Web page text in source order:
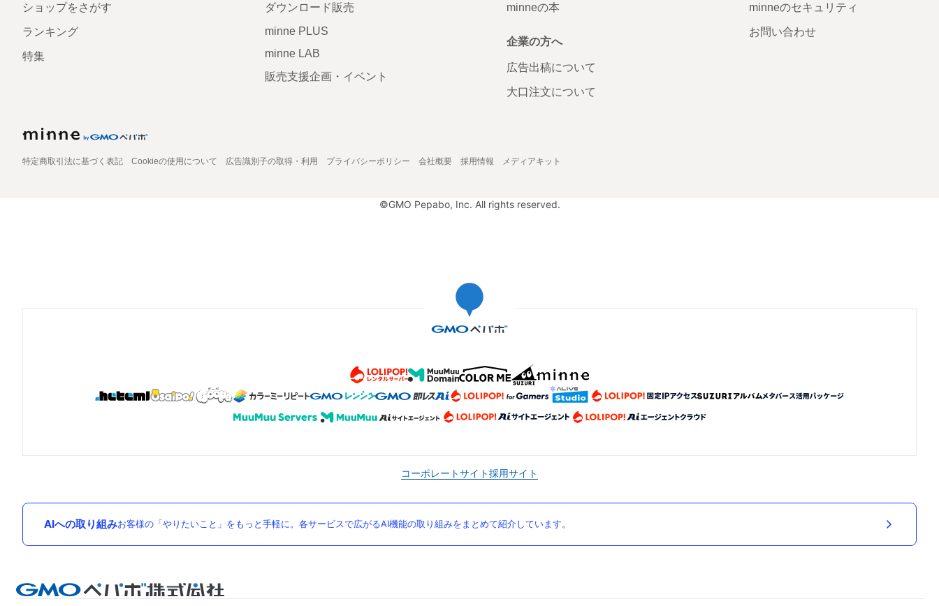
ショップをさがす
ランキング
特集
ダウンロード販売
minne PLUS
minne LAB
販売支援企画・イベント
minneの本
企業の方へ
広告出稿について
大口注文について
minneのセキュリティ
お問い合わせ
特定商取引法に基づく表記 Cookieの使用について 広告識別子の取得・利用 プライバシーポリシー 会社概要 採用情報 メディアキット
©GMO Pepabo, Inc. All rights reserved.
コーポレートサイト採用サイト
AIへの取り組みお客様の「やりたいこと」をもっと手軽に。各サービスで広がるAI機能の取り組みをまとめて紹介しています。